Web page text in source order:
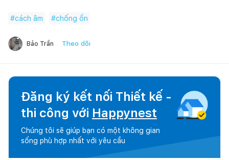
#cách âm #chống ồn
Bảo Trần Theo dõi
Đăng ký kết nối Thiết kế -
thi công với Happynest
Chúng tôi sẽ giúp bạn có một không gian
sống phù hợp nhất với yêu cầu